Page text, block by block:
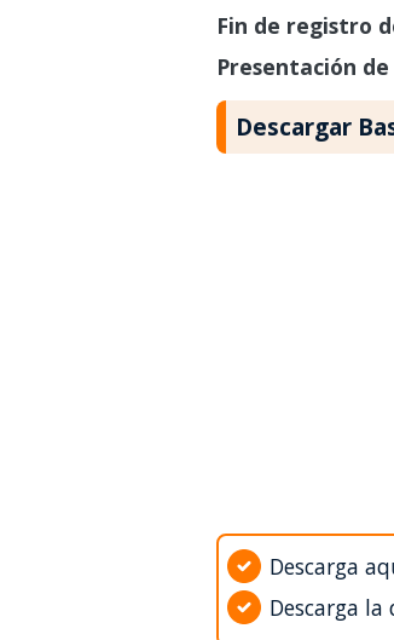
Fin de registro
Presentación
Descargar
Descarga
Descarga la